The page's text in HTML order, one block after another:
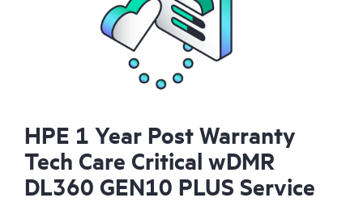
HPE 1 Year Post Warranty
Tech Care Critical wDMR
DL360 GEN10 PLUS Service